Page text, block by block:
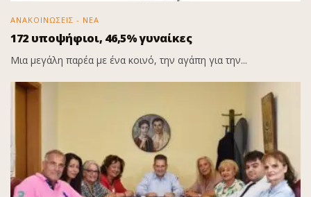
ΑΝΑΚΟΙΝΩΣΕΙΣ - ΝΕΑ
172 υποψήφιοι, 46,5% γυναίκες
Μια μεγάλη παρέα με ένα κοινό, την αγάπη για την...